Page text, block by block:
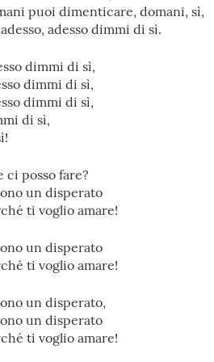
puoi dimenticare, domani, sì,
adesso dimmi di sì.
dimmi di sì,
dimmi di sì,
dimmi di sì,
di sì,
ci posso fare?
un disperato
ti voglio amare!
un disperato
ti voglio amare!
un disperato,
un disperato
ti voglio amare!